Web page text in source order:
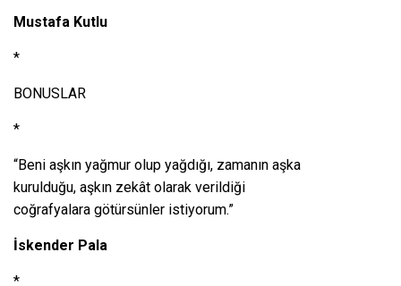
Mustafa Kutlu
*
BONUSLAR
*
“Beni aşkın yağmur olup yağdığı, zamanın aşka
kurulduğu, aşkın zekât olarak verildiği
coğrafyalara götürsünler istiyorum.”
İskender Pala
*